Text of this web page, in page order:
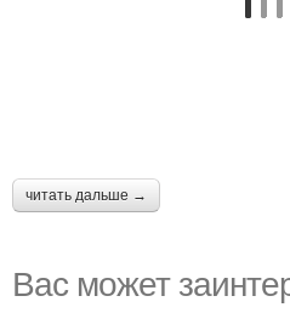
читать дальше →
Вас может